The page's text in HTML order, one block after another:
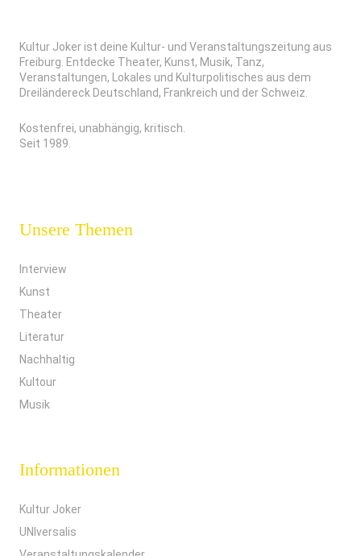
Kultur Joker ist deine Kultur- und Veranstaltungszeitung aus
Freiburg. Entdecke Theater, Kunst, Musik, Tanz,
Veranstaltungen, Lokales und Kulturpolitisches aus dem
Dreiländereck Deutschland, Frankreich und der Schweiz.
Kostenfrei, unabhängig, kritisch.
Seit 1989.
Unsere Themen
Interview
Kunst
Theater
Literatur
Nachhaltig
Kultour
Musik
Informationen
Kultur Joker
UNIversalis